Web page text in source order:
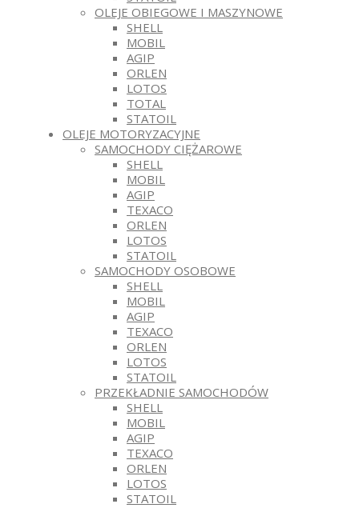
OLEJE OBIEGOWE I MASZYNOWE
SHELL
MOBIL
AGIP
ORLEN
LOTOS
TOTAL
STATOIL
OLEJE MOTORYZACYJNE
SAMOCHODY CIĘŻAROWE
SHELL
MOBIL
AGIP
TEXACO
ORLEN
LOTOS
STATOIL
SAMOCHODY OSOBOWE
SHELL
MOBIL
AGIP
TEXACO
ORLEN
LOTOS
STATOIL
PRZEKŁADNIE SAMOCHODÓW
SHELL
MOBIL
AGIP
TEXACO
ORLEN
LOTOS
STATOIL